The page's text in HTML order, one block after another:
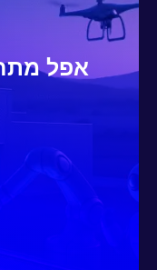
אפל